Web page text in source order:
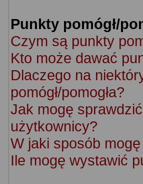
Punkty pomógł/
Czym są punkty
Kto może dawać
Dlaczego na
pomógł/pomogła?
Jak mogę
użytkownicy?
W jaki sposób
Ile mogę wystawić